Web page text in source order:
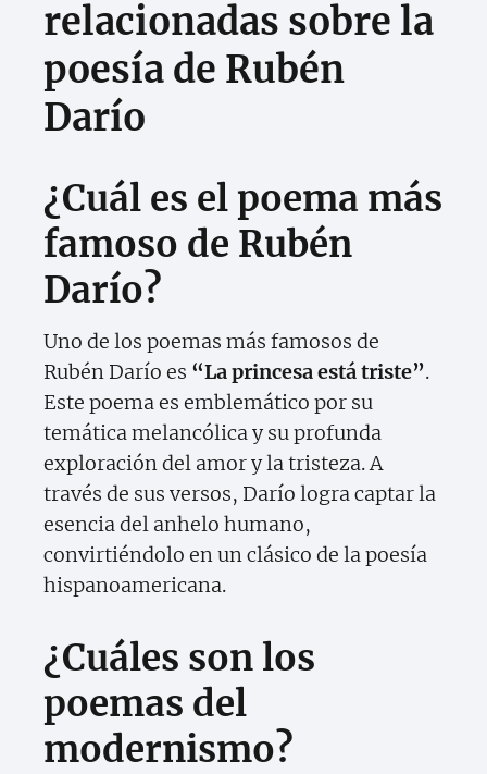
relacionadas sobre la
poesía de Rubén
Darío
¿Cuál es el poema más
famoso de Rubén
Darío?
Uno de los poemas más famosos de
Rubén Darío es “La princesa está triste”.
Este poema es emblemático por su
temática melancólica y su profunda
exploración del amor y la tristeza. A
través de sus versos, Darío logra captar la
esencia del anhelo humano,
convirtiéndolo en un clásico de la poesía
hispanoamericana.
¿Cuáles son los
poemas del
modernismo?